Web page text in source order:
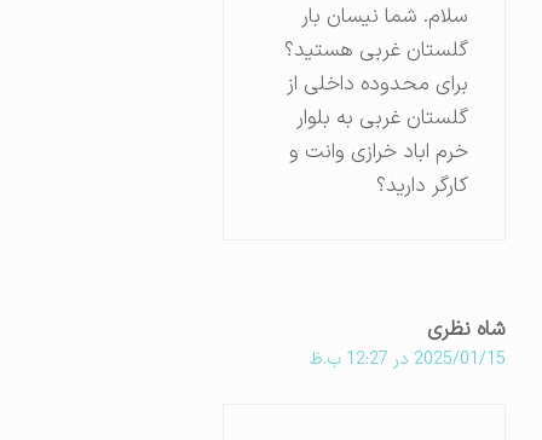
سلام. شما نیسان بار
گلستان غربی هستید؟
برای محدوده داخلی از
گلستان غربی به بلوار
خرم اباد خرازی وانت و
کارگر دارید؟
شاه نظری
2025/01/15 در 12:27 ب.ظ